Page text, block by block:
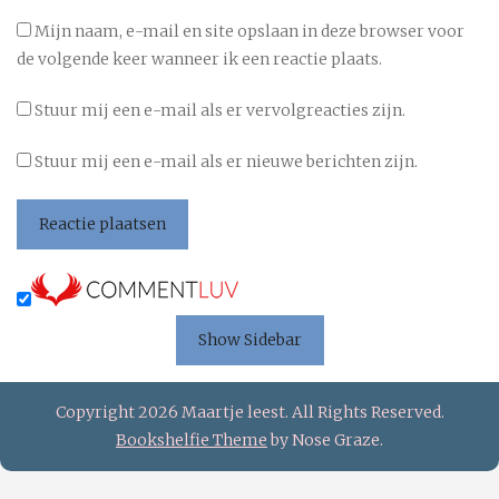
Mijn naam, e-mail en site opslaan in deze browser voor
de volgende keer wanneer ik een reactie plaats.
Stuur mij een e-mail als er vervolgreacties zijn.
Stuur mij een e-mail als er nieuwe berichten zijn.
Show Sidebar
Copyright 2026 Maartje leest. All Rights Reserved.
Bookshelfie Themeby Nose Graze.